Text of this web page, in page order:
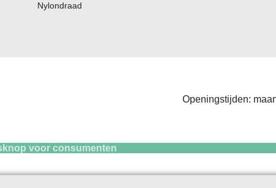
Nylondraad
Openingstijden:
voor